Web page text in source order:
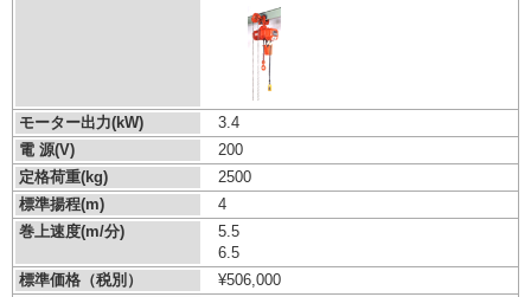
モーター出力(kW)
3.4
電 源(V)
200
定格荷重(kg)
2500
標準揚程(m)
4
巻上速度(m/分)
5.5
6.5
標準価格（税別）
¥506,000